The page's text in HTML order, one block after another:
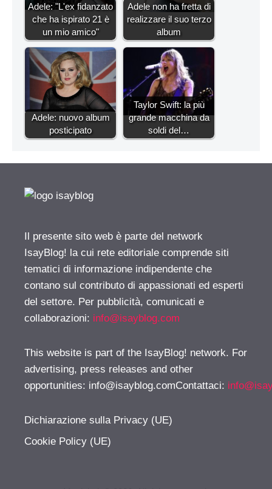
Adele: "L'ex fidanzato
che ha ispirato 21 è
un mio amico"
Adele non ha fretta di
realizzare il suo terzo
album
Adele: nuovo album
posticipato
Taylor Swift: la più
grande macchina da
soldi del…
Il presente sito web è parte del network
IsayBlog! la cui rete editoriale comprende siti
tematici di informazione indipendente che
contano sul contributo di appassionati ed esperti
del settore. Per pubblicità, comunicati e
collaborazioni: info@isayblog.com
This website is part of the IsayBlog! network. For
advertising, press releases and other
opportunities: info@isayblog.comContattaci:
Dichiarazione sulla Privacy (UE)
Cookie Policy (UE)